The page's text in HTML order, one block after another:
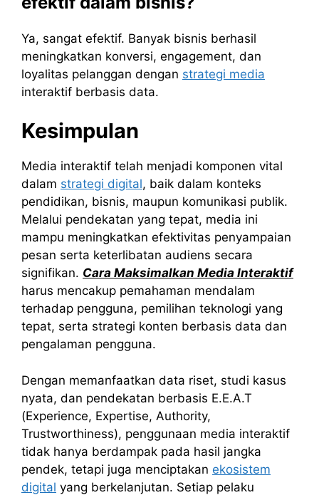
Ya, sangat efektif. Banyak bisnis berhasil
meningkatkan konversi, engagement, dan
loyalitas pelanggan dengan strategi media
interaktif berbasis data.
Kesimpulan
Media interaktif telah menjadi komponen vital
dalam strategi digital, baik dalam konteks
pendidikan, bisnis, maupun komunikasi publik.
Melalui pendekatan yang tepat, media ini
mampu meningkatkan efektivitas penyampaian
pesan serta keterlibatan audiens secara
signifikan. Cara Maksimalkan Media Interaktif
harus mencakup pemahaman mendalam
terhadap pengguna, pemilihan teknologi yang
tepat, serta strategi konten berbasis data dan
pengalaman pengguna.
Dengan memanfaatkan data riset, studi kasus
nyata, dan pendekatan berbasis E.E.A.T
(Experience, Expertise, Authority,
Trustworthiness), penggunaan media interaktif
tidak hanya berdampak pada hasil jangka
pendek, tetapi juga menciptakan ekosistem
digital yang berkelanjutan. Setiap pelaku